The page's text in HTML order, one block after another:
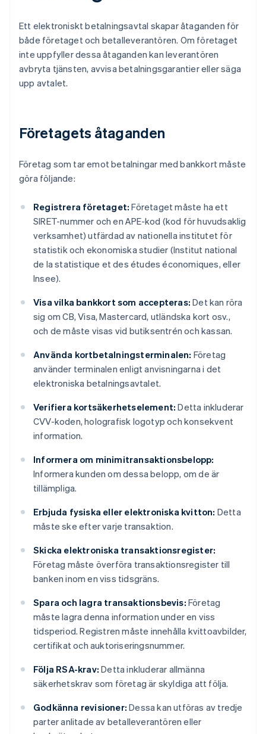
Ett elektroniskt betalningsavtal skapar åtaganden för
både företaget och betalleverantören. Om företaget
inte uppfyller dessa åtaganden kan leverantören
avbryta tjänsten, avvisa betalningsgarantier eller säga
upp avtalet.
Företagets åtaganden
Företag som tar emot betalningar med bankkort måste
göra följande:
Registrera företaget: Företaget måste ha ett
SIRET-nummer och en APE-kod (kod för huvudsaklig
verksamhet) utfärdad av nationella institutet för
statistik och ekonomiska studier (Institut national
de la statistique et des études économiques, eller
Insee).
Visa vilka bankkort som accepteras: Det kan röra
sig om CB, Visa, Mastercard, utländska kort osv.,
och de måste visas vid butiksentrén och kassan.
Använda kortbetalningsterminalen: Företag
använder terminalen enligt anvisningarna i det
elektroniska betalningsavtalet.
Verifiera kortsäkerhetselement: Detta inkluderar
CVV-koden, holografisk logotyp och konsekvent
information.
Informera om minimitransaktionsbelopp:
Informera kunden om dessa belopp, om de är
tillämpliga.
Erbjuda fysiska eller elektroniska kvitton: Detta
måste ske efter varje transaktion.
Skicka elektroniska transaktionsregister:
Företag måste överföra transaktionsregister till
banken inom en viss tidsgräns.
Spara och lagra transaktionsbevis: Företag
måste lagra denna information under en viss
tidsperiod. Registren måste innehålla kvittoavbilder,
certifikat och auktoriseringsnummer.
Följa RSA-krav: Detta inkluderar allmänna
säkerhetskrav som företag är skyldiga att följa.
Godkänna revisioner: Dessa kan utföras av tredje
parter anlitade av betalleverantören eller